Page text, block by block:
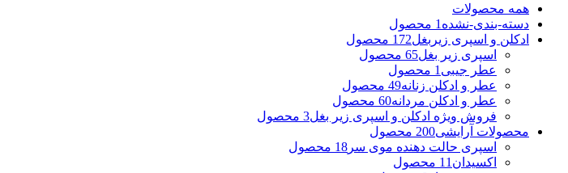
همه محصولات
دسته-بندی-نشده 1 محصول
ادکلن و اسپری زیربغل172 محصول
اسپری زیر بغل65 محصول
عطر جیبی 1 محصول
عطر و ادکلن زنانه49 محصول
عطر و ادکلن مردانه60 محصول
فروش ویژه ادکلن و اسپری زیر بغل3 محصول
محصولات آرایشی200 محصول
اسپری حالت دهنده موی سر 18 محصول
اکسیدان 11 محصول